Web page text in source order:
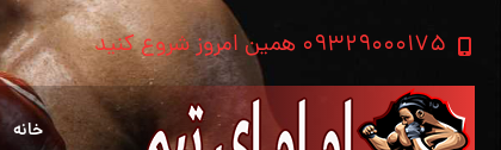
۰۹۳۲۹۰۰۰۱۷۵ همین امروز شروع کنید
خانه